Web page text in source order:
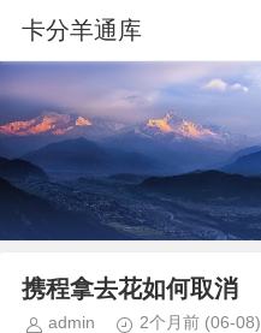
卡分羊通库
携程拿去花如何取消
admin 2个月前 (06-08)